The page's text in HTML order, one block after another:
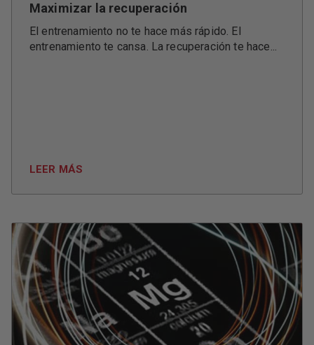
Maximizar la recuperación
El entrenamiento no te hace más rápido. El
entrenamiento te cansa. La recuperación te hace...
LEER MÁS